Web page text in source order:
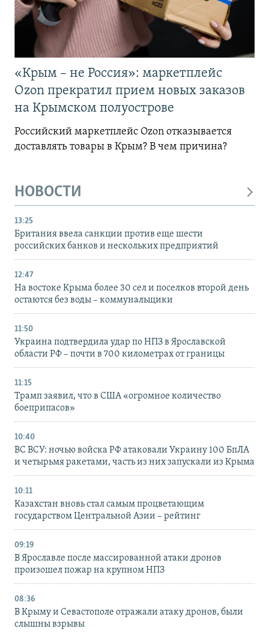
«Крым – не Россия»: маркетплейс
Ozon прекратил прием новых заказов
на Крымском полуострове
Российский маркетплейс Ozon отказывается
доставлять товары в Крым? В чем причина?
НОВОСТИ
13:25
Британия ввела санкции против еще шести
российских банков и нескольких предприятий
12:47
На востоке Крыма более 30 сел и поселков второй день
остаются без воды – коммунальщики
11:50
Украина подтвердила удар по НПЗ в Ярославской
области РФ – почти в 700 километрах от границы
11:15
Трамп заявил, что в США «огромное количество
боеприпасов»
10:40
ВС ВСУ: ночью войска РФ атаковали Украину 100 БпЛА
и четырьмя ракетами, часть из них запускали из Крыма
10:11
Казахстан вновь стал самым процветающим
государством Центральной Азии – рейтинг
09:19
В Ярославле после массированной атаки дронов
произошел пожар на крупном НПЗ
08:36
В Крыму и Севастополе отражали атаку дронов, были
слышны взрывы